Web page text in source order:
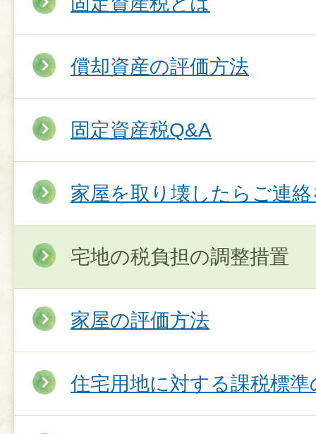
償却資産の評価方法
固定資産税Q&A
家屋を取り壊したらご連
宅地の税負担の調整措置
家屋の評価方法
住宅用地に対する課税標準